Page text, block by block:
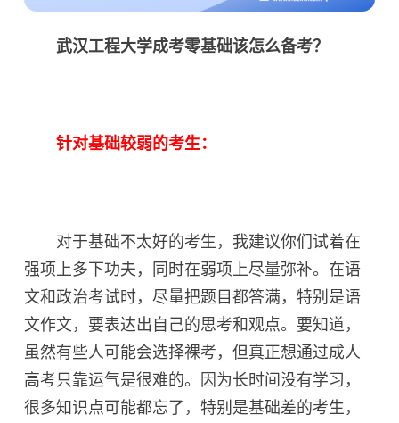
武汉工程大学成考零基础该怎么备考？
针对基础较弱的考生：
对于基础不太好的考生，我建议你们试着在
强项上多下功夫，同时在弱项上尽量弥补。在语
文和政治考试时，尽量把题目都答满，特别是语
文作文，要表达出自己的思考和观点。要知道，
虽然有些人可能会选择裸考，但真正想通过成人
高考只靠运气是很难的。因为长时间没有学习，
很多知识点可能都忘了，特别是基础差的考生，